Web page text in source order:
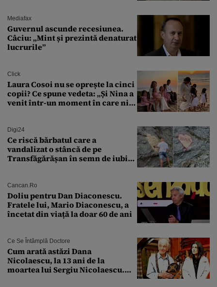
Mediafax
Guvernul ascunde recesiunea.
Câciu: „Mint și prezintă denaturat
lucrurile”
Click
Laura Cosoi nu se oprește la cinci
copii? Ce spune vedeta: „Și Nina a
venit într-un moment în care nici
Digi24
Ce riscă bărbatul care a
vandalizat o stâncă de pe
Transfăgărășan în semn de iubire
Cancan.ro
Doliu pentru Dan Diaconescu.
Fratele lui, Mario Diaconescu, a
încetat din viață la doar 60 de ani
Ce Se Întâmplă Doctore
Cum arată astăzi Dana
Nicolaescu, la 13 ani de la
moartea lui Sergiu Nicolaescu.